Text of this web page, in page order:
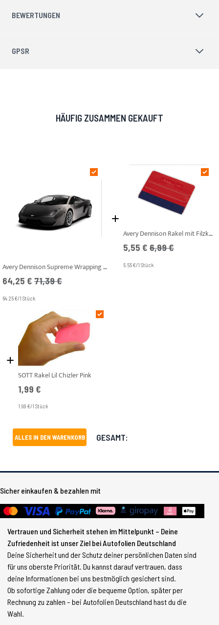
BEWERTUNGEN
GPSR
HÄUFIG ZUSAMMEN GEKAUFT
Avery Dennison Supreme Wrapping Film - SWF - Brushed Black Gloss
Angebotspreis
64,25 € UVP
71,39 €
64.25 €/1 Stück
Avery Dennison Rakel mit Filzkante Rot Pro Flexible (Weich)
Angebotspreis
5,55 € UVP
6,99 €
5.55 €/1 Stück
SOTT Rakel Lil Chizler Pink
1,99 €
1.99 €/1 Stück
ALLES IN DEN WARENKORB GESAMT:
Sicher einkaufen & bezahlen mit
Vertrauen und Sicherheit stehen im Mittelpunkt – Deine
Zufriedenheit ist unser Ziel bei Autofolien Deutschland
Deine Sicherheit und der Schutz deiner persönlichen Daten sind
für uns oberste Priorität. Du kannst darauf vertrauen, dass
deine Informationen bei uns bestmöglich gesichert sind.
Ob sofortige Zahlung oder die bequeme Option, später per
Rechnung zu zahlen – bei Autofolien Deutschland hast du die
Wahl.